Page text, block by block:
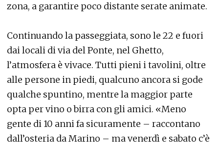
zona, a garantire poco distante serate animate.
Continuando la passeggiata, sono le 22 e fuori
dai locali di via del Ponte, nel Ghetto,
l’atmosfera è vivace. Tutti pieni i tavolini, oltre
alle persone in piedi, qualcuno ancora si gode
qualche spuntino, mentre la maggior parte
opta per vino o birra con gli amici. «Meno
gente di 10 anni fa sicuramente – raccontano
dall’osteria da Marino – ma venerdì e sabato c’è